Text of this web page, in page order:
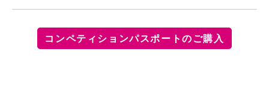
コンペティションパスポートのご購入